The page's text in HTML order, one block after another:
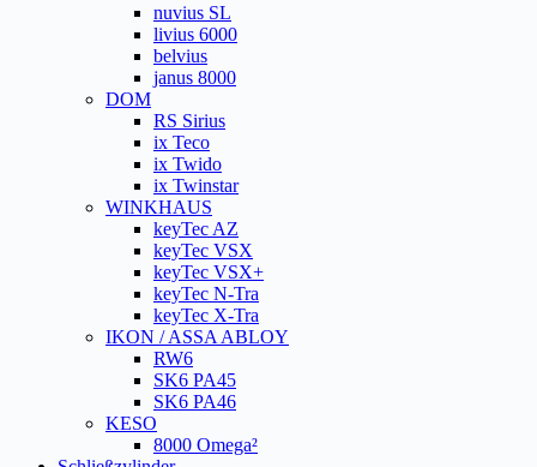
nuvius SL
livius 6000
belvius
janus 8000
DOM
RS Sirius
ix Teco
ix Twido
ix Twinstar
WINKHAUS
keyTec AZ
keyTec VSX
keyTec VSX+
keyTec N-Tra
keyTec X-Tra
IKON / ASSA ABLOY
RW6
SK6 PA45
SK6 PA46
KESO
8000 Omega²